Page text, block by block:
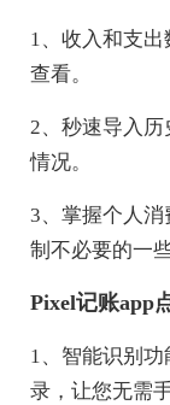
1、收入和支
查看。
2、秒速导入
情况。
3、掌握个人
制不必要的一
Pixel记账app
1、智能识别
录，让您无需